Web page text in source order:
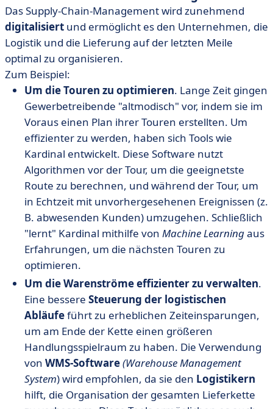
Das Supply-Chain-Management wird zunehmend
digitalisiert und ermöglicht es den Unternehmen, die
Logistik und die Lieferung auf der letzten Meile
optimal zu organisieren.
Zum Beispiel:
Um die Touren zu optimieren. Lange Zeit gingen
Gewerbetreibende "altmodisch" vor, indem sie im
Voraus einen Plan ihrer Touren erstellten. Um
effizienter zu werden, haben sich Tools wie
Kardinal entwickelt. Diese Software nutzt
Algorithmen vor der Tour, um die geeignetste
Route zu berechnen, und während der Tour, um
in Echtzeit mit unvorhergesehenen Ereignissen (z.
B. abwesenden Kunden) umzugehen. Schließlich
"lernt" Kardinal mithilfe von Machine Learningaus
Erfahrungen, um die nächsten Touren zu
optimieren.
Um die Warenströme effizienter zu verwalten.
Eine bessere Steuerung der logistischen
Abläufeführt zu erheblichen Zeiteinsparungen,
um am Ende der Kette einen größeren
Handlungsspielraum zu haben. Die Verwendung
von WMS-Software(Warehouse Management
System) wird empfohlen, da sie den Logistikern
hilft, die Organisation der gesamten Lieferkette